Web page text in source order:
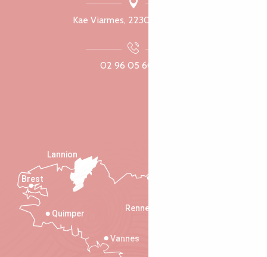
Kae Viarmes, 22300 Lannuon
02 96 05 60 70
Rennes
Vannes
Quimper
Lannion
Brest